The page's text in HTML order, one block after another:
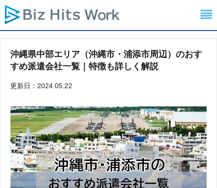
沖縄県中部エリア（沖縄市・浦添市周辺）のおす
すめ派遣会社一覧｜特徴も詳しく解説
更新日：2024.05.22